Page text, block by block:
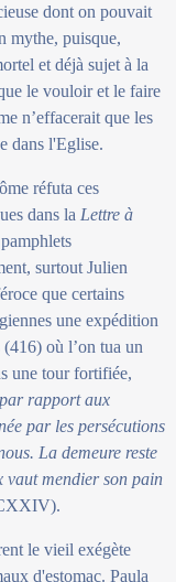
dont on pouvait
mythe, puisque,
et déjà sujet à la
le vouloir et le faire
n’effacerait que les
dans l'Eglise.
réfuta ces
dans la Lettre à
surtout Julien
que certains
une expédition
où l’on tua un
une tour fortifiée,
rapport aux
par les persécutions
La demeure reste
vaut mendier son pain
le vieil exégète
d'estomac. Paula